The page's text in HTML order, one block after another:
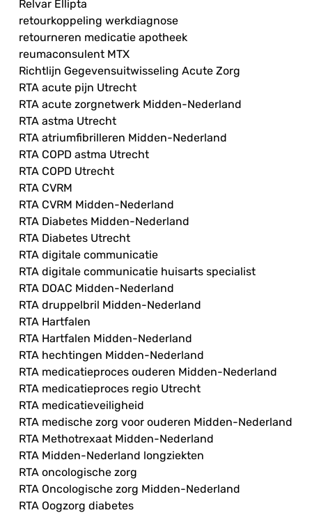
Relvar Ellipta
retourkoppeling werkdiagnose
retourneren medicatie apotheek
reumaconsulent MTX
Richtlijn Gegevensuitwisseling Acute Zorg
RTA acute pijn Utrecht
RTA acute zorgnetwerk Midden-Nederland
RTA astma Utrecht
RTA atriumfibrilleren Midden-Nederland
RTA COPD astma Utrecht
RTA COPD Utrecht
RTA CVRM
RTA CVRM Midden-Nederland
RTA Diabetes Midden-Nederland
RTA Diabetes Utrecht
RTA digitale communicatie
RTA digitale communicatie huisarts specialist
RTA DOAC Midden-Nederland
RTA druppelbril Midden-Nederland
RTA Hartfalen
RTA Hartfalen Midden-Nederland
RTA hechtingen Midden-Nederland
RTA medicatieproces ouderen Midden-Nederland
RTA medicatieproces regio Utrecht
RTA medicatieveiligheid
RTA medische zorg voor ouderen Midden-Nederland
RTA Methotrexaat Midden-Nederland
RTA Midden-Nederland longziekten
RTA oncologische zorg
RTA Oncologische zorg Midden-Nederland
RTA Oogzorg diabetes